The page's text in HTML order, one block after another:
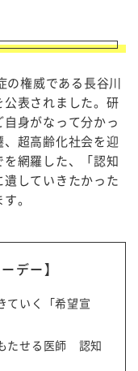
の権威である長谷川
表されました。研
身がなって分かっ
超高齢化社会を迎
網羅した、「認知
していきたかった
。
デー】
ていく「希望宣
たせる医師 認知